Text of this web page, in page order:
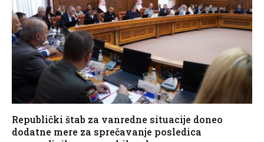
Republički štab za vanredne situacije doneo
dodatne mere za sprečavanje posledica